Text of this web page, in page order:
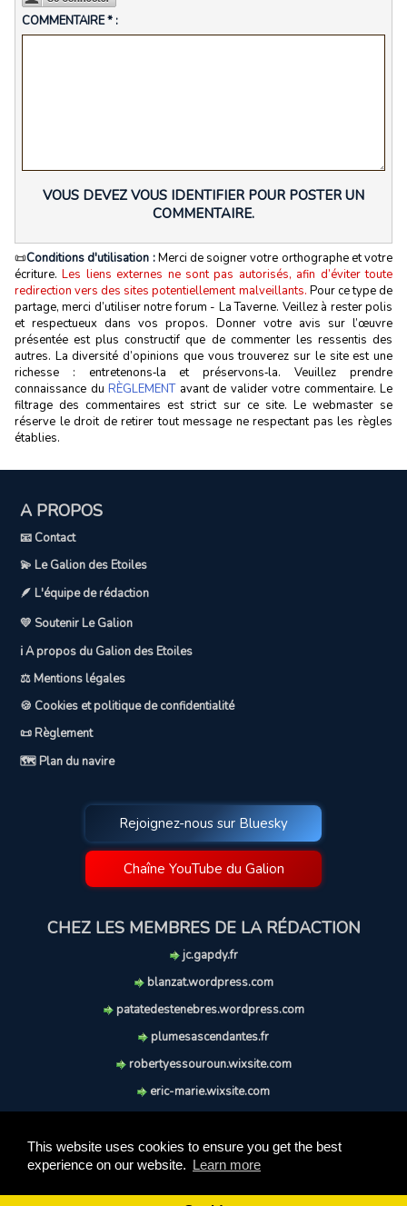
This website uses cookies to ensure you get the best
experience on our website. Learn more
COMMENTAIRE * :
VOUS DEVEZ VOUS IDENTIFIER POUR POSTER UN
COMMENTAIRE.
📜Conditions d'utilisation :Merci de soigner votre orthographe et votre
écriture.Les liens externes ne sont pas autorisés, afin d’éviter toute
redirection vers des sites potentiellement malveillants. Pour ce type de
partage, merci d’utiliser notre forum - La Taverne. Veillez à rester polis
et respectueux dans vos propos. Donner votre avis sur l’œuvre
présentée est plus constructif que de commenter les ressentis des
autres. La diversité d’opinions que vous trouverez sur le site est une
richesse : entretenons‑la et préservons‑la. Veuillez prendre
connaissance du RÈGLEMENTavant de valider votre commentaire. Le
filtrage des commentaires est strict sur ce site. Le webmaster se
réserve le droit de retirer tout message ne respectant pas les règles
établies.
A PROPOS
📧 Contact
💫 Le Galion des Etoiles
🪶 L'équipe de rédaction
💛 Soutenir Le Galion
ℹ️ A propos du Galion des Etoiles
⚖️ Mentions légales
🍪 Cookies et politique de confidentialité
📜 Règlement
🗺️ Plan du navire
Rejoignez-nous sur Bluesky
Chaîne YouTube du Galion
CHEZ LES MEMBRES DE LA RÉDACTION
jc.gapdy.fr
blanzat.wordpress.com
patatedestenebres.wordpress.com
plumesascendantes.fr
robertyessouroun.wixsite.com
eric-marie.wixsite.com
soufflereve.blogspot.com
Ce site est réalisé et maintenu avec coeur et passion.